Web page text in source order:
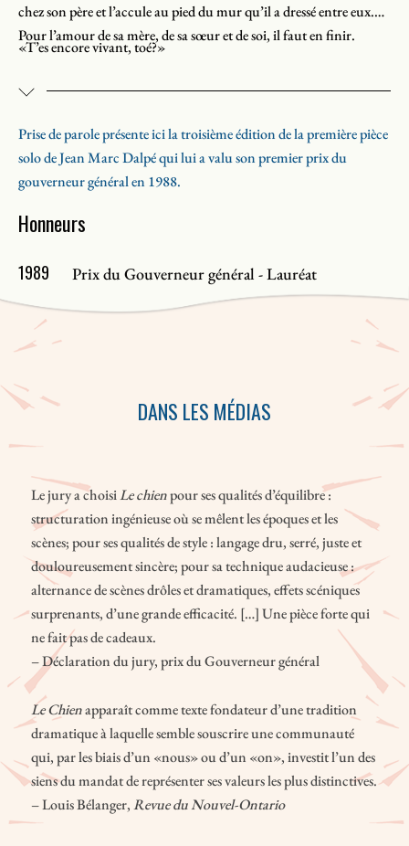
chez son père et l’accule au pied du mur qu’il a dressé entre eux.
Pour l’amour de sa mère, de sa sœur et de soi, il faut en ﬁnir.
«T’es encore vivant, toé?»
Prise de parole présente ici la troisième édition de la première pièce
solo de Jean Marc Dalpé qui lui a valu son premier prix du
gouverneur général en 1988.
Honneurs
1989 Prix du Gouverneur général - Lauréat
DANS LES MÉDIAS
Le jury a choisiLe chienpour ses qualités d’équilibre :
structuration ingénieuse où se mêlent les époques et les
scènes; pour ses qualités de style : langage dru, serré, juste et
douloureusement sincère; pour sa technique audacieuse :
alternance de scènes drôles et dramatiques, effets scéniques
surprenants, d’une grande efficacité. […] Une pièce forte qui
ne fait pas de cadeaux.
– Déclaration du jury, prix du Gouverneur général
Le Chienapparaît comme texte fondateur d’une tradition
dramatique à laquelle semble souscrire une communauté
qui, par les biais d’un «nous» ou d’un «on», investit l’un des
siens du mandat de représenter ses valeurs les plus distinctives.
– Louis Bélanger,Revue du Nouvel-Ontario